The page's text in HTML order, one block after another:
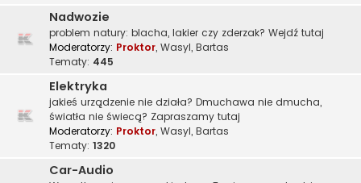
Nadwozie
problem natury: blacha, lakier czy zderzak? Wejdź tutaj
Moderatorzy: Proktor, Wasyl, Bartas
Tematy: 445
Elektryka
jakieś urządzenie nie działa? Dmuchawa nie dmucha,
światła nie świecą? Zapraszamy tutaj
Moderatorzy: Proktor, Wasyl, Bartas
Tematy: 1320
Car-Audio